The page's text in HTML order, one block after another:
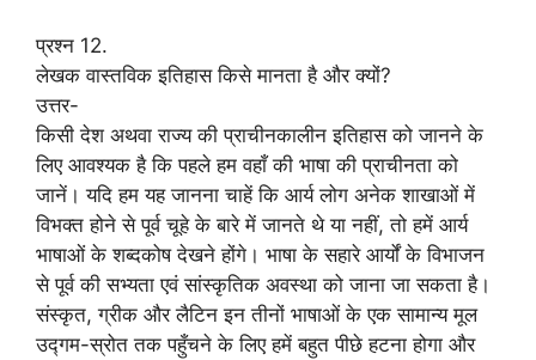
प्रश्न 12.
लेखक वास्तविक इतिहास किसे मानता है और क्यों?
उत्तर-
किसी देश अथवा राज्य की प्राचीनकालीन इतिहास को जानने के
लिए आवश्यक है कि पहले हम वहाँ की भाषा की प्राचीनता को
जानें। यदि हम यह जानना चाहें कि आर्य लोग अनेक शाखाओं में
विभक्त होने से पूर्व चूहे के बारे में जानते थे या नहीं, तो हमें आर्य
भाषाओं के शब्दकोष देखने होंगे। भाषा के सहारे आर्यों के विभाजन
से पूर्व की सभ्यता एवं सांस्कृतिक अवस्था को जाना जा सकता है।
संस्कृत, ग्रीक और लैटिन इन तीनों भाषाओं के एक सामान्य मूल
उद्गम-स्रोत तक पहुँचने के लिए हमें बहुत पीछे हटना होगा और